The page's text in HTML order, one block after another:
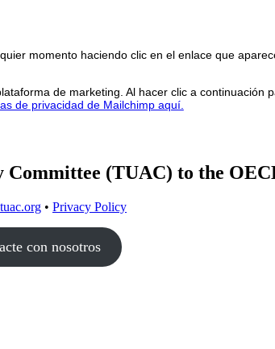
momento haciendo clic en el enlace que
de marketing. Al hacer clic a
de privacidad de Mailchimp aquí.
Committee (TUAC) to the
• Privacy Policy
con nosotros